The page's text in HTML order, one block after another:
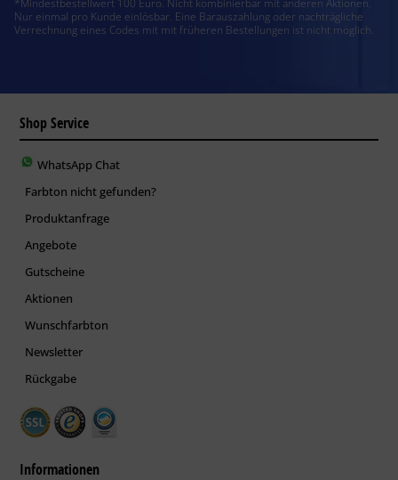
Nur einmal pro Kunde einlösbar. Eine Barauszahlung oder nachträgliche
Verrechnung eines Codes mit mit früheren Bestellungen ist nicht möglich.
Shop Service
WhatsApp Chat
Farbton nicht gefunden?
Produktanfrage
Angebote
Gutscheine
Aktionen
Wunschfarbton
Newsletter
Rückgabe
Informationen